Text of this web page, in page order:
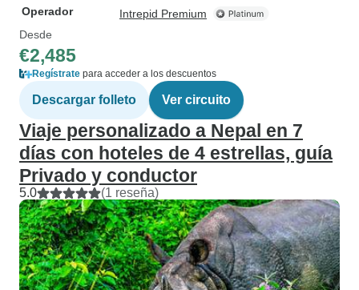
Operador
Intrepid Premium
Desde
€2,485
Regístrate para acceder a los descuentos
Descargar folleto Ver circuito
Viaje personalizado a Nepal en 7
días con hoteles de 4 estrellas, guía
Privado y conductor
5.0 (1 reseña)